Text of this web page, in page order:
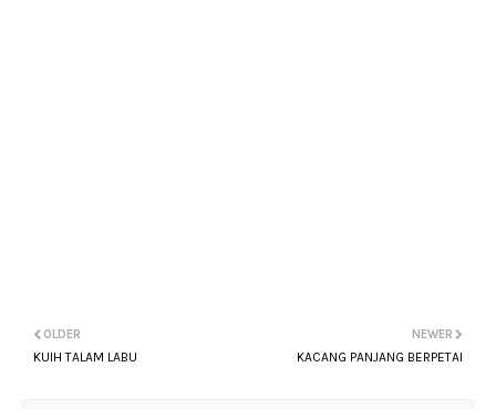
NEWER
KACANG PANJANG BERPETAI
OLDER
KUIH TALAM LABU